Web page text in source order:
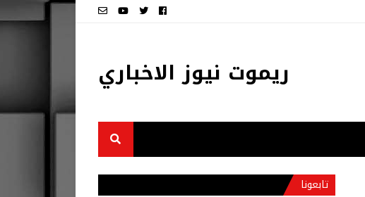
ريموت نيوز الاخباري
تابعونا